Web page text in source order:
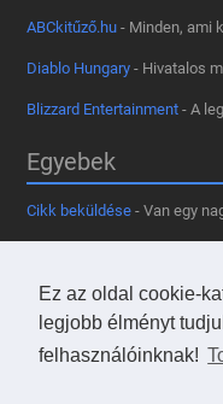
Ez az oldal cookie-
legjobb élményt
felhasználóinknak!
ABCkitűző.hu - Minden, ami
Diablo Hungary - Hivatalos
Blizzard Entertainment - A
Egyebek
Cikk beküldése - Van egy
- Tetszik
Kapcsolat, médiaajánlat-
Használd a tooltipünket- A